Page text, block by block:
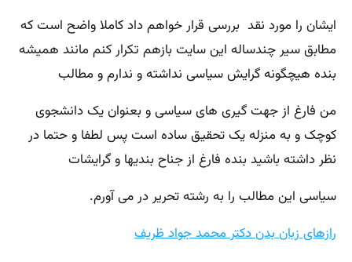
ایشان را مورد نقد بررسی قرار خواهم داد کاملا واضح است که
مطابق سیر چندساله این سایت بازهم تکرار کنم مانند همیشه
بنده هیچگونه گرایش سیاسی نداشته و ندارم و مطالب
من فارغ از جهت گیری های سیاسی و بعنوان یک دانشجوی
کوچک و به منزله یک تحقیق ساده است پس لطفا و حتما در
نظر داشته باشید بنده فارغ از جناح بندیها و گرایشات
سیاسی این مطالب را به رشته تحریر در می آورم.
رازهای زبان بدن دکتر محمد جواد ظریف